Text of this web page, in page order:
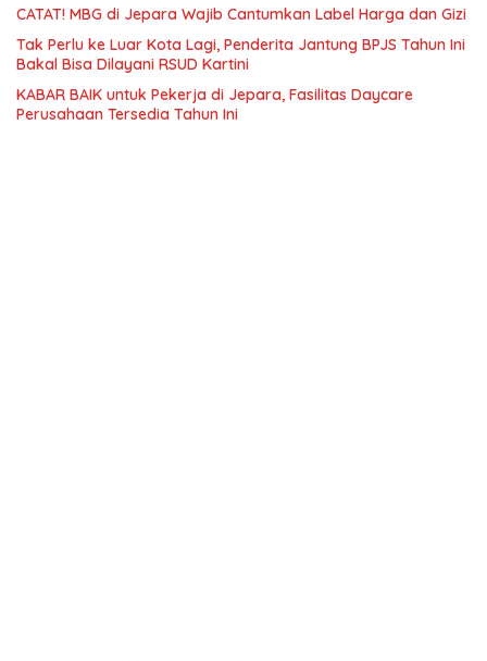
CATAT! MBG di Jepara Wajib Cantumkan Label Harga dan Gizi
Tak Perlu ke Luar Kota Lagi, Penderita Jantung BPJS Tahun Ini
Bakal Bisa Dilayani RSUD Kartini
KABAR BAIK untuk Pekerja di Jepara, Fasilitas Daycare
Perusahaan Tersedia Tahun Ini